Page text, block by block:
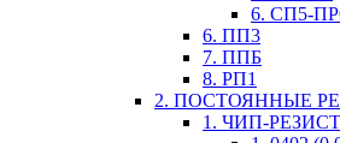
6. СП5-
6. ПП3
7. ППБ
8. РП1
2. ПОСТОЯННЫЕ
1. ЧИП-